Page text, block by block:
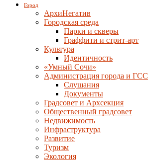
Город
АрхиНегатив
Городская среда
Парки и скверы
Граффити и стрит-арт
Культура
Идентичность
«Умный Сочи»
Администрация города и ГСС
Слушания
Документы
Градсовет и Архсекция
Общественный градсовет
Недвижимость
Инфраструктура
Развитие
Туризм
Экология